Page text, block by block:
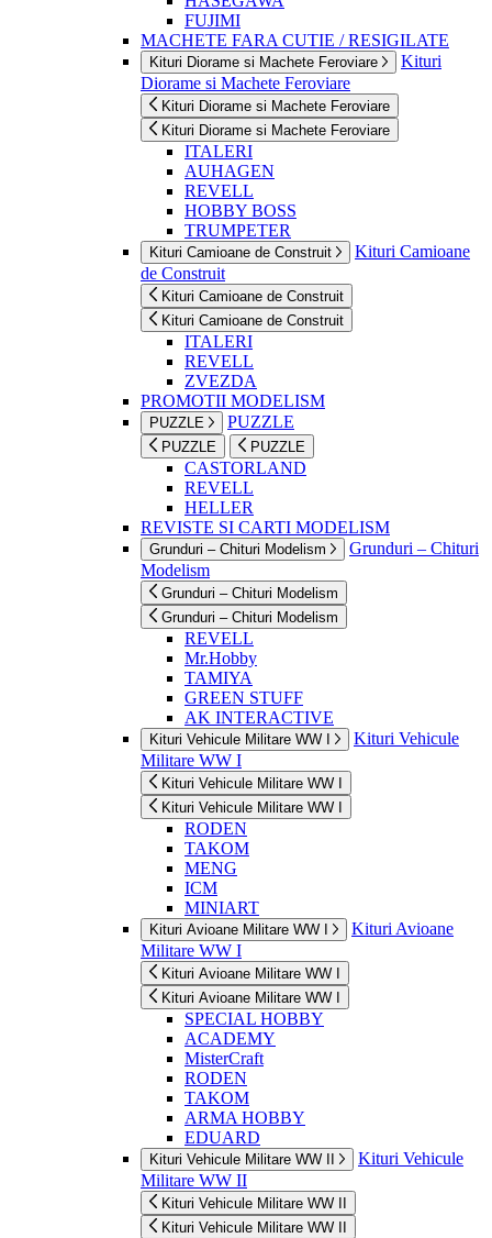
FUJIMI
MACHETE FARA CUTIE / RESIGILATE
Kituri Diorame si Machete Feroviare
Kituri
Diorame si Machete Feroviare
Kituri Diorame si Machete Feroviare
Kituri Diorame si Machete Feroviare
ITALERI
AUHAGEN
REVELL
HOBBY BOSS
TRUMPETER
Kituri Camioane de Construit
Kituri Camioane
de Construit
Kituri Camioane de Construit
Kituri Camioane de Construit
ITALERI
REVELL
ZVEZDA
PROMOTII MODELISM
PUZZLE PUZZLE
PUZZLE PUZZLE
CASTORLAND
REVELL
HELLER
REVISTE SI CARTI MODELISM
Grunduri – Chituri Modelism
Grunduri – Chituri
Modelism
Grunduri – Chituri Modelism
Grunduri – Chituri Modelism
REVELL
Mr.Hobby
TAMIYA
GREEN STUFF
AK INTERACTIVE
Kituri Vehicule Militare WW I
Kituri Vehicule
Militare WW I
Kituri Vehicule Militare WW I
Kituri Vehicule Militare WW I
RODEN
TAKOM
MENG
ICM
MINIART
Kituri Avioane Militare WW I
Kituri Avioane
Militare WW I
Kituri Avioane Militare WW I
Kituri Avioane Militare WW I
SPECIAL HOBBY
ACADEMY
MisterCraft
RODEN
TAKOM
ARMA HOBBY
EDUARD
Kituri Vehicule Militare WW II
Kituri Vehicule
Militare WW II
Kituri Vehicule Militare WW II
Kituri Vehicule Militare WW II